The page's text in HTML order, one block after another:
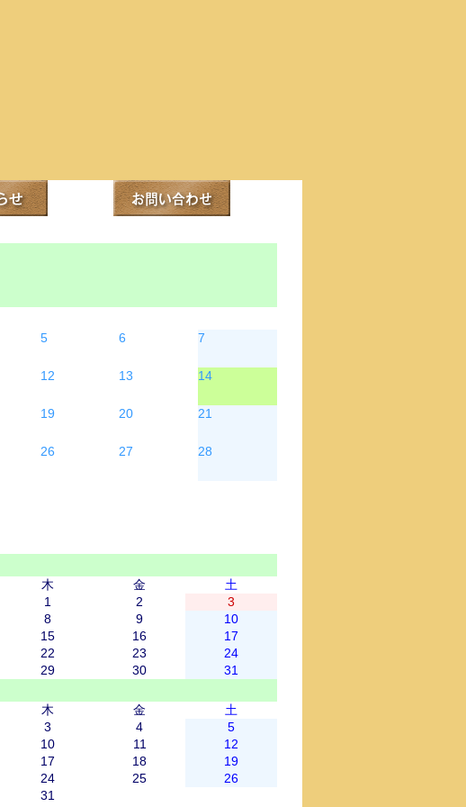
5 6 7
12 13 14
19 20 21
26 27 28
木 金
土
1
2
3
8 9
10
15 16
17
22 23
24
29 30
31
木 金
土
3 4
5
10 11
12
17 18
19
24 25
26
31